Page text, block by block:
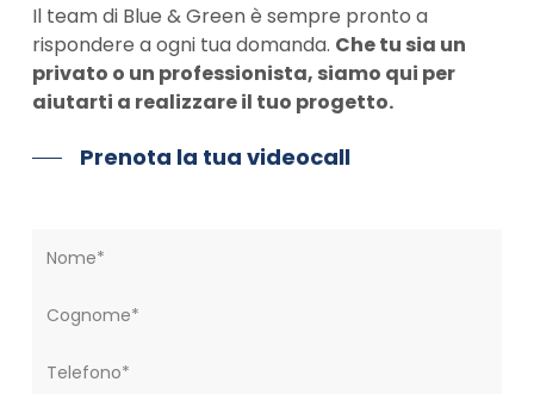
Il team di Blue & Green è sempre pronto a
rispondere a ogni tua domanda. Che tu sia un
privato o un professionista, siamo qui per
aiutarti a realizzare il tuo progetto.
Prenota la tua videocall